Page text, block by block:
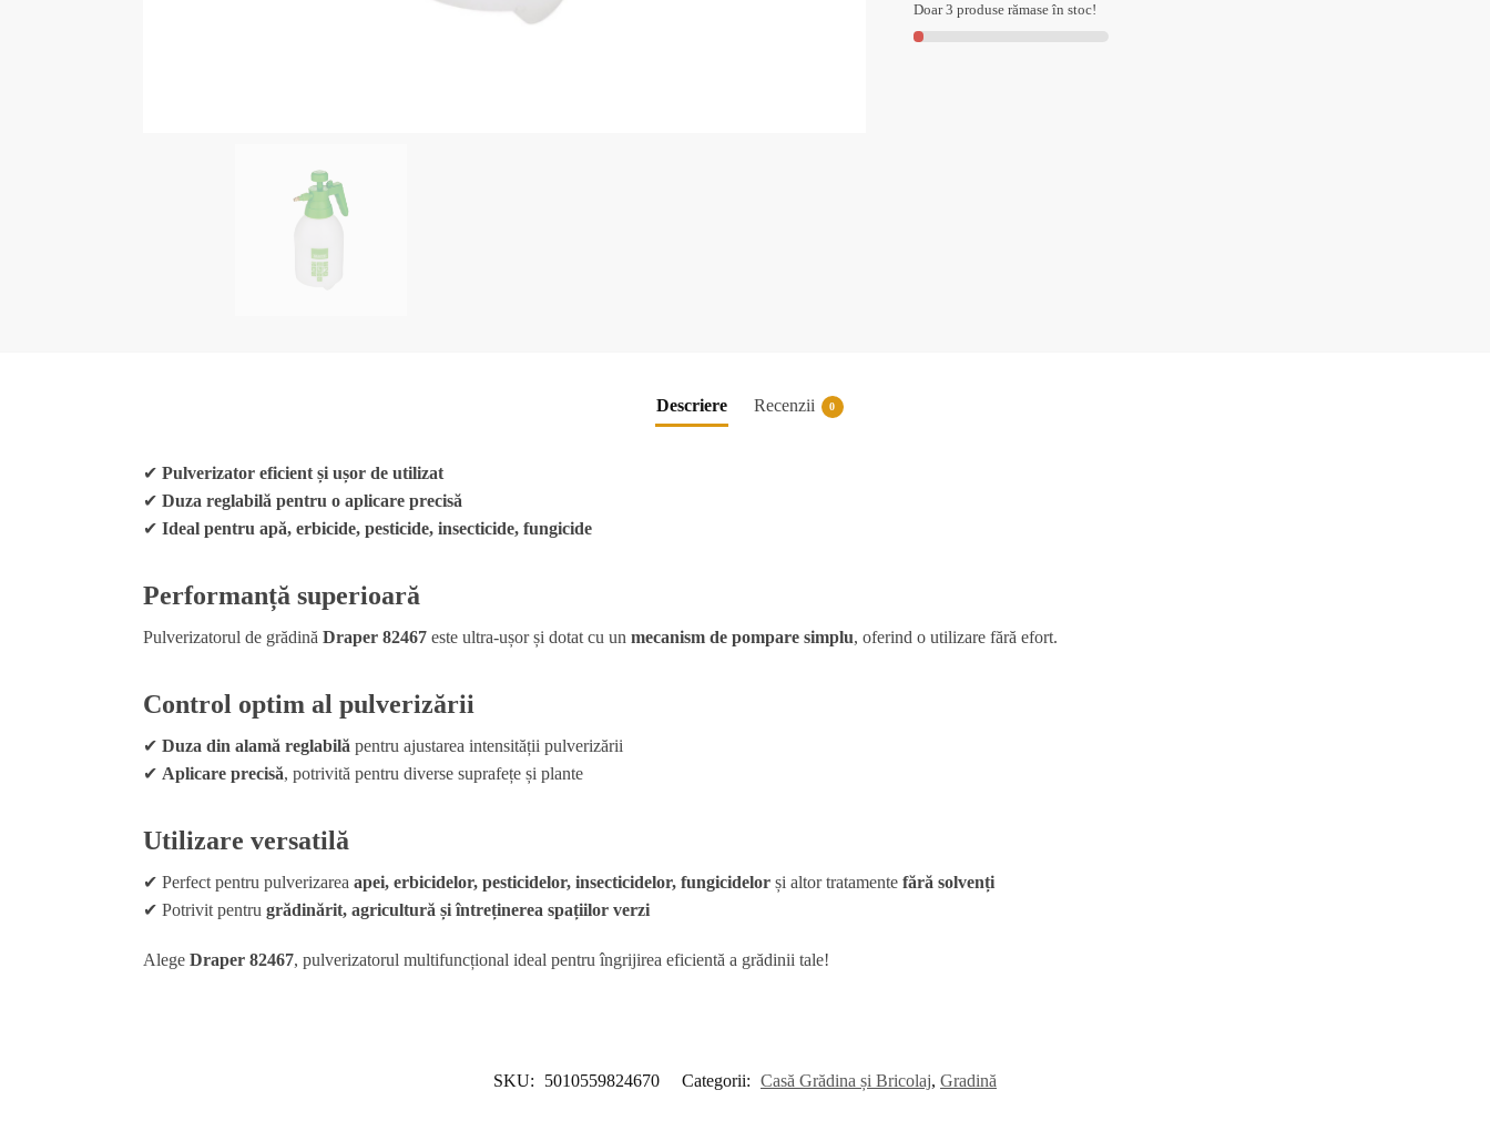
Doar 3 produse rămase în stoc!
Descriere Recenzii 0
✔ Pulverizator eficient și ușor de utilizat
✔ Duza reglabilă pentru o aplicare precisă
✔ Ideal pentru apă, erbicide, pesticide, insecticide, fungicide
Performanță superioară
Pulverizatorul de grădină Draper 82467este ultra-ușor și dotat cu un mecanism de pompare simplu, oferind o utilizare fără efort.
Control optim al pulverizării
✔ Duza din alamă reglabilă pentru ajustarea intensității pulverizării
✔ Aplicare precisă, potrivită pentru diverse suprafețe și plante
Utilizare versatilă
✔ Perfect pentru pulverizarea apei, erbicidelor, pesticidelor, insecticidelor, fungicidelorși altor tratamente fără solvenți
✔ Potrivit pentru grădinărit, agricultură și întreținerea spațiilor verzi
Alege Draper 82467, pulverizatorul multifuncțional ideal pentru îngrijirea eficientă a grădinii tale!
SKU: 5010559824670 Categorii: Casă Grădina și Bricolaj, Gradină